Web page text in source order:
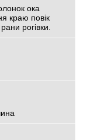
ока
краю повік
рогівки.